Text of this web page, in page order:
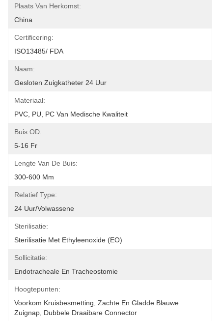
Plaats Van Herkomst:
China
Certificering:
ISO13485/ FDA
Naam:
Gesloten Zuigkatheter 24 Uur
Materiaal:
PVC, PU, PC Van Medische Kwaliteit
Buis OD:
5-16 Fr
Lengte Van De Buis:
300-600 Mm
Relatief Type:
24 Uur/volwassene
Sterilisatie:
Sterilisatie Met Ethyleenoxide (EO)
Sollicitatie:
Endotracheale En Tracheostomie
Hoogtepunten:
Voorkom Kruisbesmetting, Zachte En Gladde Blauwe
Zuignap, Dubbele Draaibare Connector